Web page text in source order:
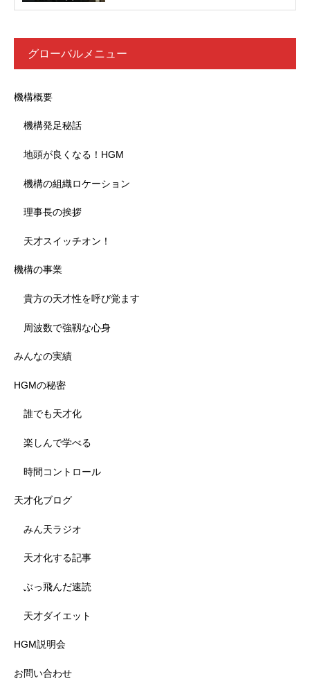
グローバルメニュー
機構概要
機構発足秘話
地頭が良くなる！HGM
機構の組織ロケーション
理事長の挨拶
天才スイッチオン！
機構の事業
貴方の天才性を呼び覚ます
周波数で強靱な心身
みんなの実績
HGMの秘密
誰でも天才化
楽しんで学べる
時間コントロール
天才化ブログ
みん天ラジオ
天才化する記事
ぶっ飛んだ速読
天才ダイエット
HGM説明会
お問い合わせ